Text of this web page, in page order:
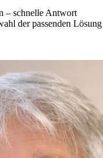
– schnelle Antwort
der passenden Lösung